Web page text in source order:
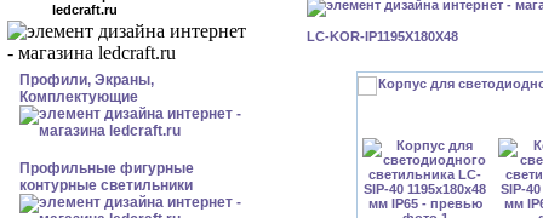
Профили, Экраны,
Комплектующие
Профильные фигурные
контурные светильники
LC-KOR-IP1195X180X48